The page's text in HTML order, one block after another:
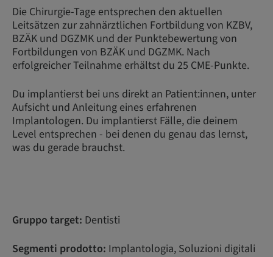
Die Chirurgie-Tage entsprechen den aktuellen
Leitsätzen zur zahnärztlichen Fortbildung von KZBV,
BZÄK und DGZMK und der Punktebewertung von
Fortbildungen von BZÄK und DGZMK. Nach
erfolgreicher Teilnahme erhältst du 25 CME-Punkte.
Du implantierst bei uns direkt an Patient:innen, unter
Aufsicht und Anleitung eines erfahrenen
Implantologen. Du implantierst Fälle, die deinem
Level entsprechen - bei denen du genau das lernst,
was du gerade brauchst.
Gruppo target: Dentisti
Segmenti prodotto: Implantologia, Soluzioni digitali